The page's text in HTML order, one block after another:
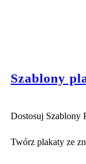
Szablony
Dostosuj Szablony
Twórz plakaty ze